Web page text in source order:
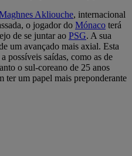
Akliouche, internacional
o jogador do Mónaco terá
de se juntar ao PSG. A sua
um avançado mais axial. Esta
possíveis saídas, como as de
o sul-coreano de 25 anos
ter um papel mais preponderante